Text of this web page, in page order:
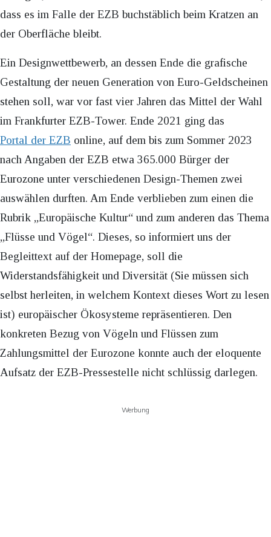
dass es im Falle der EZB buchstäblich beim Kratzen an
der Oberfläche bleibt.
Ein Designwettbewerb, an dessen Ende die grafische
Gestaltung der neuen Generation von Euro-Geldscheinen
stehen soll, war vor fast vier Jahren das Mittel der Wahl
im Frankfurter EZB-Tower. Ende 2021 ging das
Portal der EZB online, auf dem bis zum Sommer 2023
nach Angaben der EZB etwa 365.000 Bürger der
Eurozone unter verschiedenen Design-Themen zwei
auswählen durften. Am Ende verblieben zum einen die
Rubrik „Europäische Kultur“ und zum anderen das Thema
„Flüsse und Vögel“. Dieses, so informiert uns der
Begleittext auf der Homepage, soll die
Widerstandsfähigkeit und Diversität (Sie müssen sich
selbst herleiten, in welchem Kontext dieses Wort zu lesen
ist) europäischer Ökosysteme repräsentieren. Den
konkreten Bezug von Vögeln und Flüssen zum
Zahlungsmittel der Eurozone konnte auch der eloquente
Aufsatz der EZB-Pressestelle nicht schlüssig darlegen.
Werbung